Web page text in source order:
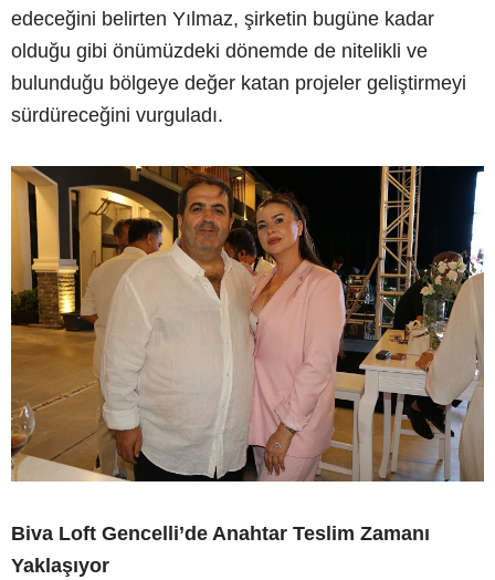
edeceğini belirten Yılmaz, şirketin bugüne kadar
olduğu gibi önümüzdeki dönemde de nitelikli ve
bulunduğu bölgeye değer katan projeler geliştirmeyi
sürdüreceğini vurguladı.
Biva Loft Gencelli’de Anahtar Teslim Zamanı
Yaklaşıyor